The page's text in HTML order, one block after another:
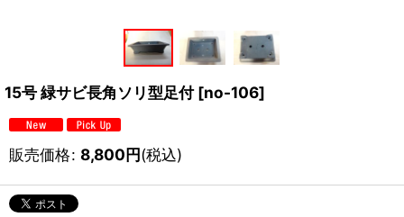
15号 緑サビ長角ソリ型足付 [no-106]
販売価格: 8,800円(税込)